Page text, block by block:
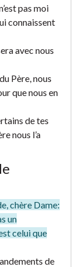
pas moi
connaissent
avec nous
Père, nous
que nous en
de tes
nous l’a
chère Dame:
un
celui que
de